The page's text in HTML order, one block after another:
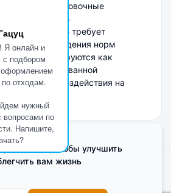
Я онлайн и
с подбором
отходам.
нужный
по
Напишите,
упаковочные
содержать
что требует
и соблюдения норм
классифицируются как
специализированной
воздействия на
мнением о сайте
Cookie, чтобы улучшить
вам жизнь